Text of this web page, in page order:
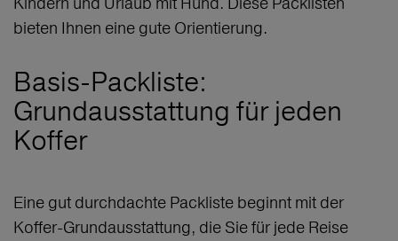
bieten Ihnen eine gute Orientierung.
Basis-Packliste:
Grundausstattung für jeden
Koffer
Eine gut durchdachte Packliste beginnt mit der
Koffer-Grundausstattung, die Sie für jede Reise